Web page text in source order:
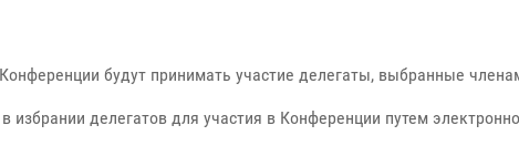
будут принимать участие делегаты, выбранные
избрании делегатов для участия в Конференции путем